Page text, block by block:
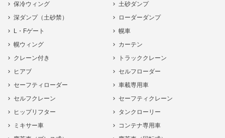
保冷ウィング
土砂ダンプ
深ダンプ（土砂禁）
ローダーダンプ
L・Fゲート
幌車
幌ウィング
カーテン
クレーン付き
トラッククレーン
ヒアブ
セルフローダー
セーフティローダー
車載専用車
セルフクレーン
セーフティクレーン
ヒップリフター
タンクローリー
ミキサー車
コンテナ専用車